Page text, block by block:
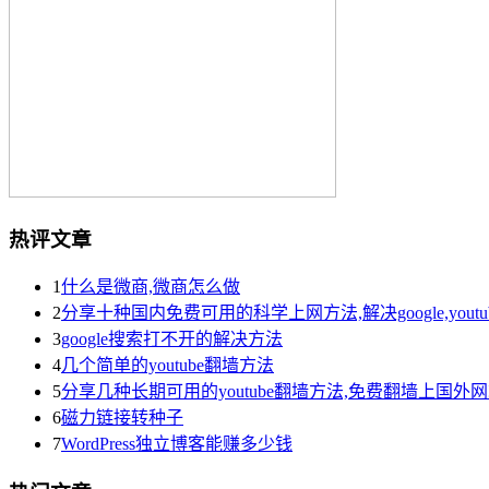
热评文章
1什么是微商,微商怎么做
2分享十种国内免费可用的科学上网方法,解决
3google搜索打不开的解决方法
4几个简单的youtube翻墙方法
5分享几种长期可用的youtube翻墙方法,免费翻墙上国外
6磁力链接转种子
7WordPress独立博客能赚多少钱